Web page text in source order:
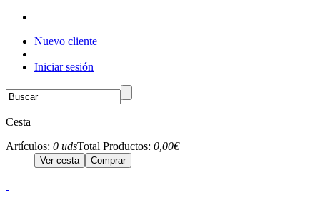
Nuevo cliente
Iniciar sesión
Cesta
Artículos: 0 udsTotal Productos: 0,00€